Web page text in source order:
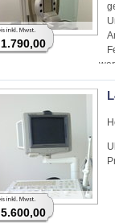
1.790,00
5.600,00